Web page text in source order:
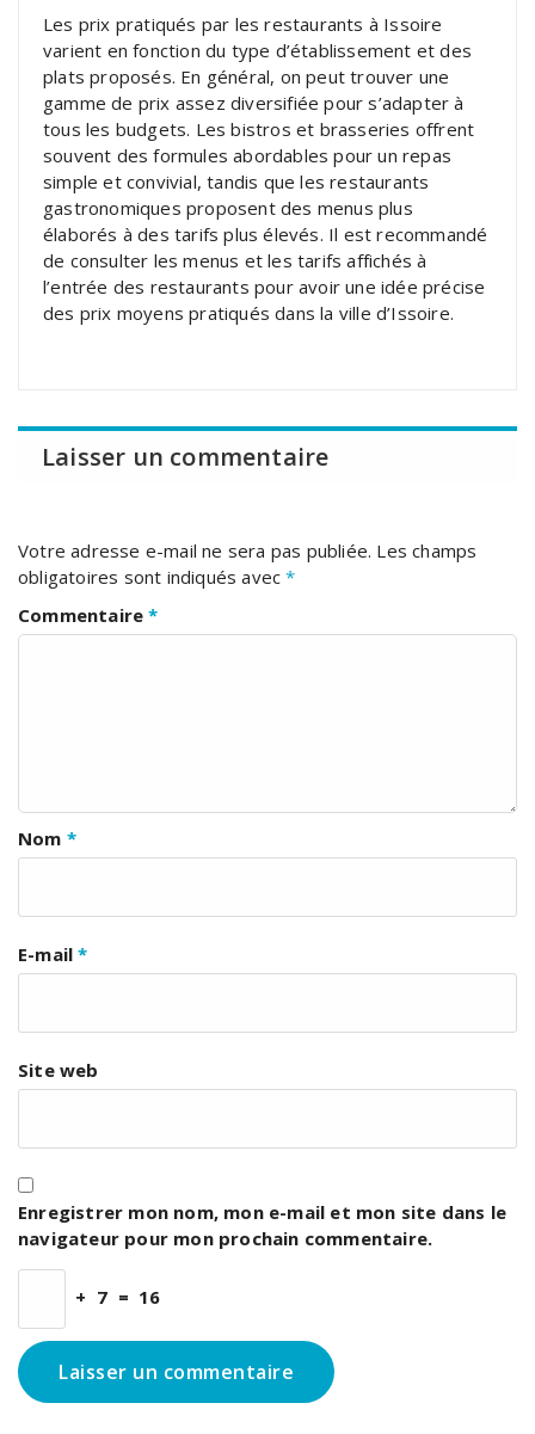
Les prix pratiqués par les restaurants à Issoire
varient en fonction du type d’établissement et des
plats proposés. En général, on peut trouver une
gamme de prix assez diversifiée pour s’adapter à
tous les budgets. Les bistros et brasseries offrent
souvent des formules abordables pour un repas
simple et convivial, tandis que les restaurants
gastronomiques proposent des menus plus
élaborés à des tarifs plus élevés. Il est recommandé
de consulter les menus et les tarifs affichés à
l’entrée des restaurants pour avoir une idée précise
des prix moyens pratiqués dans la ville d’Issoire.
Laisser un commentaire
Votre adresse e-mail ne sera pas publiée. Les champs
obligatoires sont indiqués avec*
Commentaire*
Nom *
E-mail*
Site web
Enregistrer mon nom, mon e-mail et mon site dans le
navigateur pour mon prochain commentaire.
+ 7 = 16